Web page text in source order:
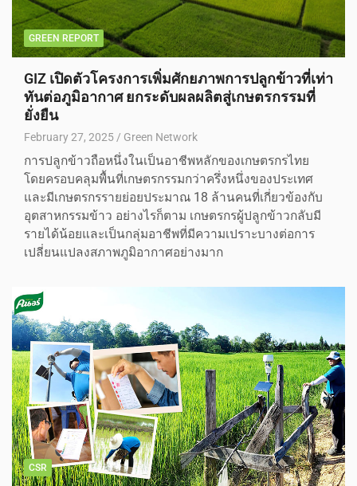
GREEN REPORT
GIZ เปิดตัวโครงการเพิ่มศักยภาพการปลูกข้าวที่เท่า
ทันต่อภูมิอากาศ ยกระดับผลผลิตสู่เกษตรกรรมที่
ยั่งยืน
February 27, 2025 Green Network
การปลูกข้าวถือหนึ่งในเป็นอาชีพหลักของเกษตรกรไทย
โดยครอบคลุมพื้นที่เกษตรกรรมกว่าครึ่งหนึ่งของประเทศ
และมีเกษตรกรรายย่อยประมาณ 18 ล้านคนที่เกี่ยวข้องกับ
อุตสาหกรรมข้าว อย่างไรก็ตาม เกษตรกรผู้ปลูกข้าวกลับมี
รายได้น้อยและเป็นกลุ่มอาชีพที่มีความเปราะบางต่อการ
เปลี่ยนแปลงสภาพภูมิอากาศอย่างมาก
CSR